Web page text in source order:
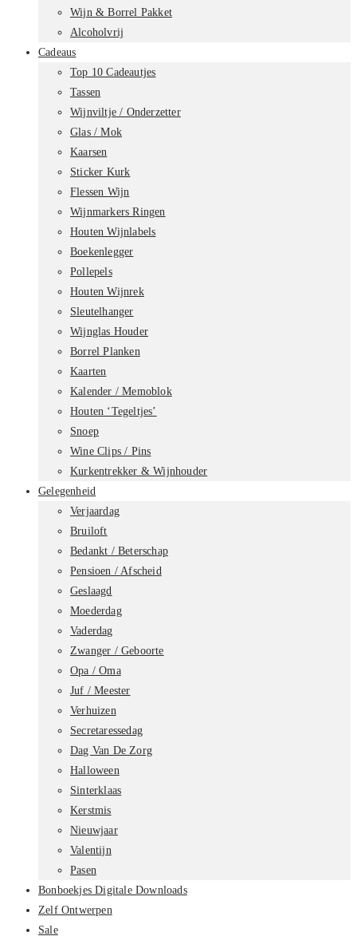
Wijn & Borrel Pakket
Alcoholvrij
Cadeaus
Top 10 Cadeautjes
Tassen
Wijnviltje / Onderzetter
Glas / Mok
Kaarsen
Sticker Kurk
Flessen Wijn
Wijnmarkers Ringen
Houten Wijnlabels
Boekenlegger
Pollepels
Houten Wijnrek
Sleutelhanger
Wijnglas Houder
Borrel Planken
Kaarten
Kalender / Memoblok
Houten ‘Tegeltjes’
Snoep
Wine Clips / Pins
Kurkentrekker & Wijnhouder
Gelegenheid
Verjaardag
Bruiloft
Bedankt / Beterschap
Pensioen / Afscheid
Geslaagd
Moederdag
Vaderdag
Zwanger / Geboorte
Opa / Oma
Juf / Meester
Verhuizen
Secretaressedag
Dag Van De Zorg
Halloween
Sinterklaas
Kerstmis
Nieuwjaar
Valentijn
Pasen
Bonboekjes Digitale Downloads
Zelf Ontwerpen
Sale